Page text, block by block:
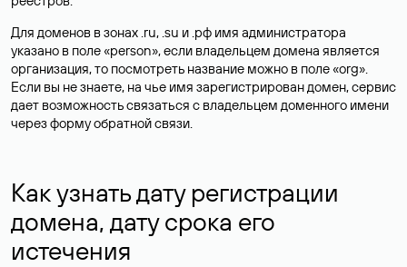
Для доменов в зонах .ru, .su и .рф имя администратора
указано в поле «person», если владельцем домена является
организация, то посмотреть название можно в поле «org».
Если вы не знаете, на чье имя зарегистрирован домен, сервис
дает возможность связаться с владельцем доменного имени
через форму обратной связи.
Как узнать дату регистрации
домена, дату срока его
истечения